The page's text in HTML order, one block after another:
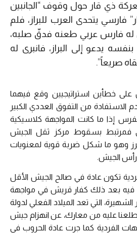
ذي قار حول وقوف “الجانبين
فارسي يتحدى العرب للبراز، فلم
له فارس عربي طعنه فدقّ صلبه،
يدعو إلى البراز، فانبرى له
صريعاً”.
على خطأين استراتيجيين وقع فيهما
الاستفادة من التفوق العددي الكبير
إذا ما كانت المواجهة كلاسيكية
فمرتبط بسقوط مركز ثقل الجيش
وهو ما شكل ضربة قوية لمعنويات
رأس الجيش.
تكون عادة في صالح الجيش الأقل
فيه بعد ذلك كفار قريش في مواجهة
التي تعد الميلاد الفعلي لدولة
اطلعنا عليه من معارك، عن انهزام جيش
الفردية كما جرت عادة الحروب في